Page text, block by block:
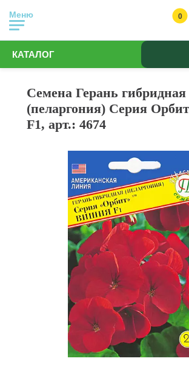
Меню 0
КАТАЛОГ
Семена Герань гибридная
(пеларгония) Серия
F1, арт.: 4674